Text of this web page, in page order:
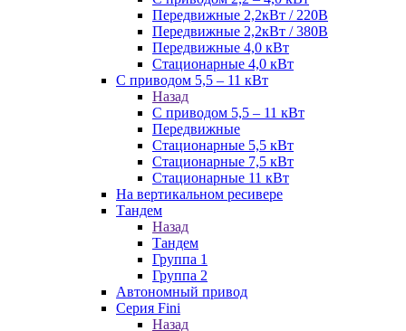
Передвижные 2,2кВт / 220В
Передвижные 2,2кВт / 380В
Передвижные 4,0 кВт
Стационарные 4,0 кВт
С приводом 5,5 – 11 кВт
Назад
С приводом 5,5 – 11 кВт
Передвижные
Стационарные 5,5 кВт
Стационарные 7,5 кВт
Стационарные 11 кВт
На вертикальном ресивере
Тандем
Назад
Тандем
Группа 1
Группа 2
Автономный привод
Серия Fini
Назад